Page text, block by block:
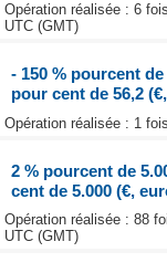
Opération réalisée : 6
UTC (GMT)
- 150 % pourcent
pour cent de 56,2
Opération réalisée : 1
2 % pourcent de
cent de 5.000 (€,
Opération réalisée : 88
UTC (GMT)